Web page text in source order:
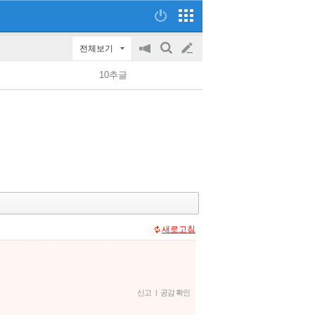
전체보기
공
on/off
검
글
쓰
10추글
새로고침
신고 | 공감 확인